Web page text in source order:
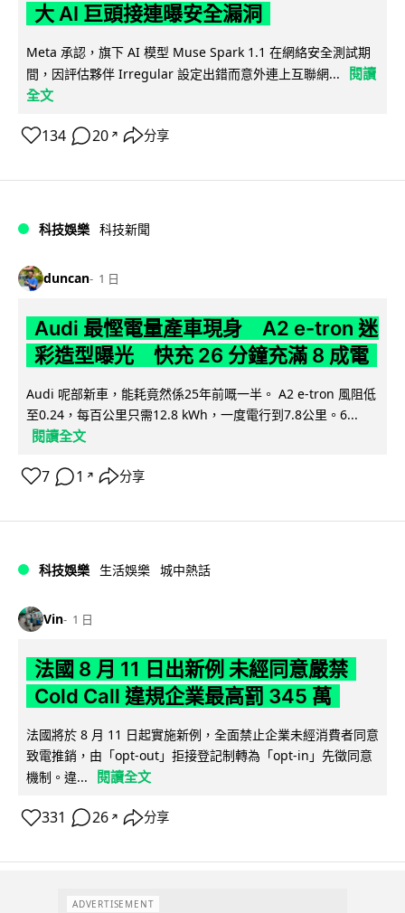
大 AI 巨頭接連曝安全漏洞
Meta 承認，旗下 AI 模型 Muse Spark 1.1 在網絡安全測試期
間，因評估夥伴 Irregular 設定出錯而意外連上互聯網...
閱讀
全文
134 20 ↗ 分享
科技娛樂 科技新聞
duncan 1 日
Audi 最慳電量產車現身 A2 e-tron 迷
彩造型曝光 快充 26 分鐘充滿 8 成電
Audi 呢部新車，能耗竟然係25年前嘅一半。 A2 e-tron 風阻低
至0.24，每百公里只需12.8 kWh，一度電行到7.8公里。6...
閱讀全文
7 1 ↗ 分享
科技娛樂 生活娛樂 城中熱話
Vin 1 日
法國 8 月 11 日出新例 未經同意嚴禁
Cold Call 違規企業最高罰 345 萬
法國將於 8 月 11 日起實施新例，全面禁止企業未經消費者同意
致電推銷，由「opt-out」拒接登記制轉為「opt-in」先徵同意
機制。違...
閱讀全文
331 26 ↗ 分享
ADVERTISEMENT